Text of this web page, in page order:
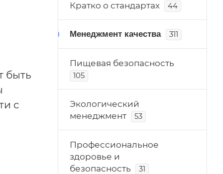
быть
с
Кратко о стандартах 44
Менеджмент качества 311
Пищевая безопасность
105
Экологический
менеджмент
53
Профессиональное
здоровье и
безопасность
31